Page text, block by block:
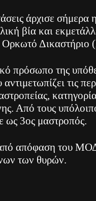
άρχισε σήμερα
βία και
Ορκωτό
πρόσωπο της
τις
Από τους
ως 3ος μαστροπός.
απόφαση του ΜΟΔ,
των θυρών.